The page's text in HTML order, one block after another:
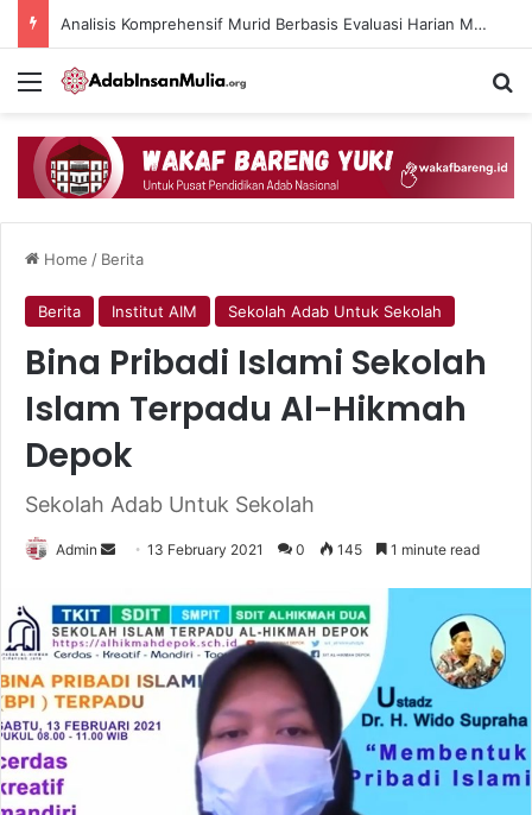
Analisis Komprehensif Murid Berbasis Evaluasi Harian Muaddib dan Teknologi AI
Menu
Home / Berita
Berita Institut AIM Sekolah Adab Untuk Sekolah
Bina Pribadi Islami Sekolah
Islam Terpadu Al-Hikmah
Depok
Sekolah Adab Untuk Sekolah
Admin
Send
email
13 February 2021 0 145 1 minute read